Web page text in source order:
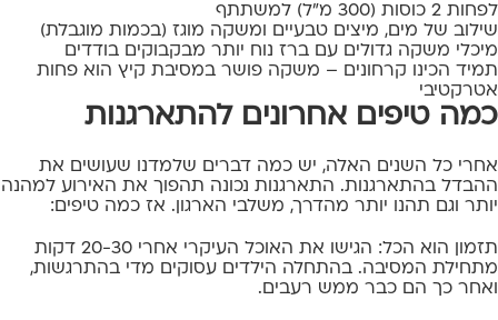
לפחות 2 כוסות (300 מ"ל) למשתתף
שילוב של מים, מיצים טבעיים ומשקה מוגז (בכמות מוגבלת)
מיכלי משקה גדולים עם ברז נוח יותר מבקבוקים בודדים
תמיד הכינו קרחונים – משקה פושר במסיבת קיץ הוא פחות
אטרקטיבי
כמה טיפים אחרונים להתארגנות
אחרי כל השנים האלה, יש כמה דברים שלמדנו שעושים את
ההבדל בהתארגנות. התארגנות נכונה תהפוך את האירוע למהנה
יותר וגם תהנו יותר מהדרך, משלבי הארגון. אז כמה טיפים:
תזמון הוא הכל: הגישו את האוכל העיקרי אחרי 20-30 דקות
מתחילת המסיבה. בהתחלה הילדים עסוקים מדי בהתרגשות,
ואחר כך הם כבר ממש רעבים.